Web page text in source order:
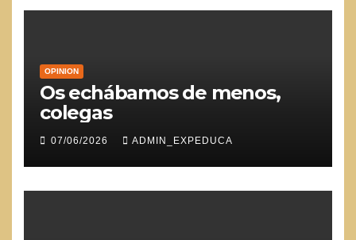
OPINION
Os echábamos de menos,
colegas
07/06/2026 ADMIN_EXPEDUCA